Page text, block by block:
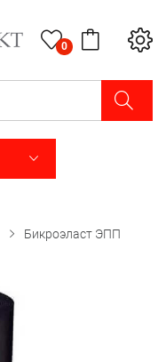
0
Бикроэласт ЭПП